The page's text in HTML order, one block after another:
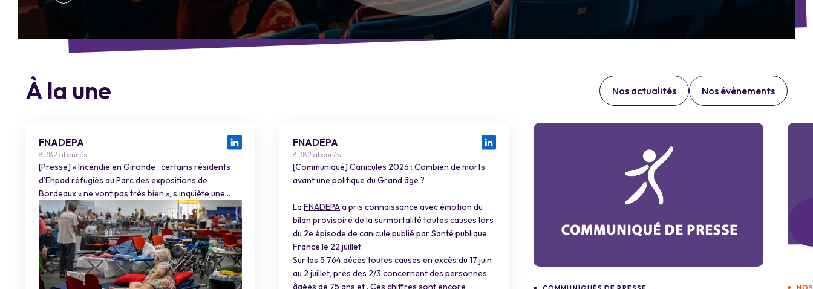
À la une
FNADEPA
8 382 abonnés
[Presse] « Incendie en Gironde : certains résidents
d’Ehpad réfugiés au Parc des expositions de
Bordeaux « ne vont pas très bien », s’inquiète une
représentante du secteur [Alexandra Penin,
présidente de laFNADEPAGironde] »
➡️ Retrouvez son interview surfranceinfo:
https://cutt.ly/vyy9yVmr
FNADEPA
8 382 abonnés
[Communiqué] Canicules 2026 : Combien de morts
avant une politique du Grand âge ?
LaFNADEPAa pris connaissance avec émotion du
bilan provisoire de la surmortalité toutes causes lors
du 2e épisode de canicule publié par Santé publique
France le 22 juillet.
Sur les 5 764 décès toutes causes en excès du 17 juin
au 2 juillet, près des 2/3 concernent des personnes
âgées de 75 ans et . Ces chiffres sont encore
Nos actualités Nos évènements